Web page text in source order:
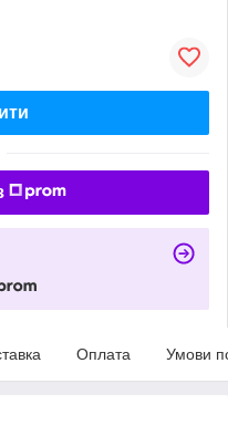
Оплата Умови